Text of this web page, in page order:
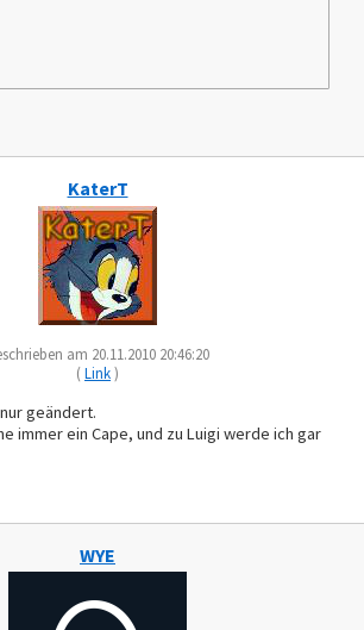
KaterT
am 20.11.2010 20:46:20
(Link)
geändert.
immer ein Cape, und zu Luigi werde ich gar
WYE